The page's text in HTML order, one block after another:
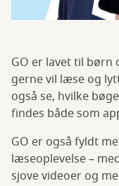
GO er lavet til børn
gerne vil læse og
også se, hvilke
findes både som
GO er også fyldt
læseoplevelse –
sjove videoer og